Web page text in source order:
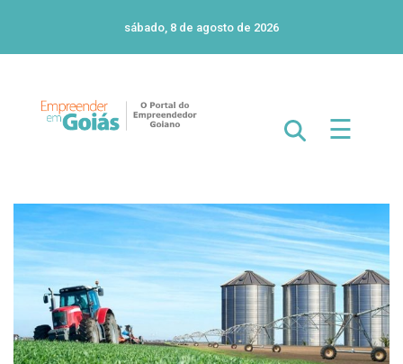
sábado, 8 de agosto de 2026
☰